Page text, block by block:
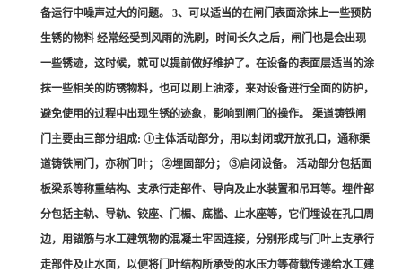
备运行中噪声过大的问题。 3、可以适当的在闸门表面涂抹上一些预防
生锈的物料 经常经受到风雨的洗刷，时间长久之后，闸门也是会出现
一些锈迹，这时候，就可以提前做好维护了。在设备的表面层适当的涂
抹一些相关的防锈物料，也可以刷上油漆，来对设备进行全面的防护，
避免使用的过程中出现生锈的迹象，影响到闸门的操作。 渠道铸铁闸
门主要由三部分组成: ①主体活动部分，用以封闭或开放孔口，通称渠
道铸铁闸门，亦称门叶； ②埋固部分； ③启闭设备。 活动部分包括面
板梁系等称重结构、支承行走部件、导向及止水装置和吊耳等。埋件部
分包括主轨、导轨、铰座、门楣、底槛、止水座等，它们埋设在孔口周
边，用锚筋与水工建筑物的混凝土牢固连接，分别形成与门叶上支承行
走部件及止水面，以便将门叶结构所承受的水压力等荷载传递给水工建